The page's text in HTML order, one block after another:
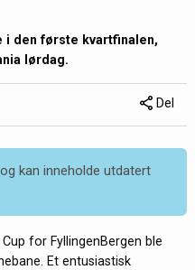
i den første kvartfinalen,
lørdag.
Del
kan inneholde utdatert
for FyllingenBergen ble
Et entusiastisk